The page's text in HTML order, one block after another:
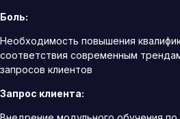
Боль:
Необходимость повышения
соответствия современным
запросов клиентов
Запрос клиента: